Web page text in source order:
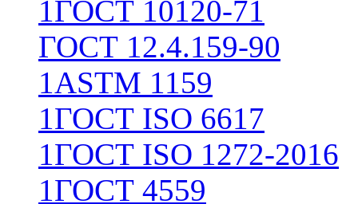
1ГОСТ 10120-71
ГОСТ 12.4.159-90
1ASTM 1159
1ГОСТ ISO 6617
1ГОСТ ISO 1272-2016
1ГОСТ 4559